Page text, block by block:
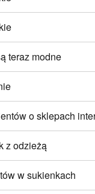
teraz modne
o sklepach
z odzieżą
w sukienkach